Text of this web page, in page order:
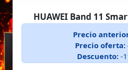
HUAWEI Band 11
Precio
Precio oferta:
Descuento: -